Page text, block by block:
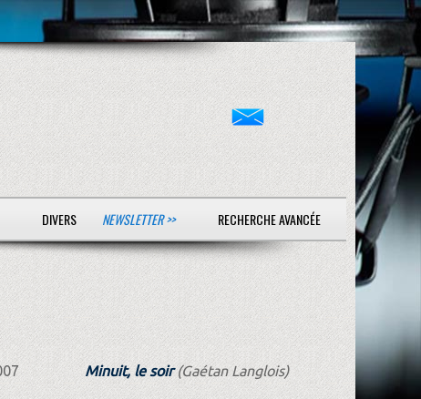
DIVERS NEWSLETTER >> RECHERCHE AVANCÉE
Minuit, le soir(Gaétan Langlois)